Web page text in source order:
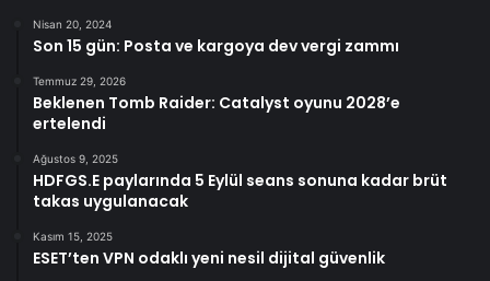
Nisan 20, 2024
Son 15 gün: Posta ve kargoya dev vergi zammı
Temmuz 29, 2026
Beklenen Tomb Raider: Catalyst oyunu 2028’e
ertelendi
Ağustos 9, 2025
HDFGS.E paylarında 5 Eylül seans sonuna kadar brüt
takas uygulanacak
Kasım 15, 2025
ESET’ten VPN odaklı yeni nesil dijital güvenlik